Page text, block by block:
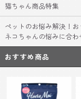
猫ちゃん商品特集
ペットのお悩み解決！
ネコちゃんの悩みに合
おすすめ商品